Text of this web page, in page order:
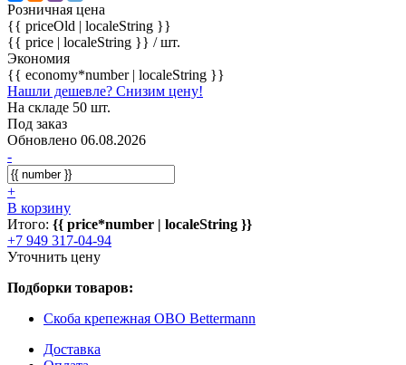
Розничная цена
{{ priceOld | localeString }}
{{ price | localeString }} / шт.
Экономия
{{ economy*number | localeString }}
Нашли дешевле? Снизим цену!
На складе 50 шт.
Под заказ
Обновлено 06.08.2026
-
+
В корзину
Итого: {{ price*number | localeString }}
+7 949 317-04-94
Уточнить цену
Подборки товаров:
Скоба крепежная OBO Bettermann
Доставка